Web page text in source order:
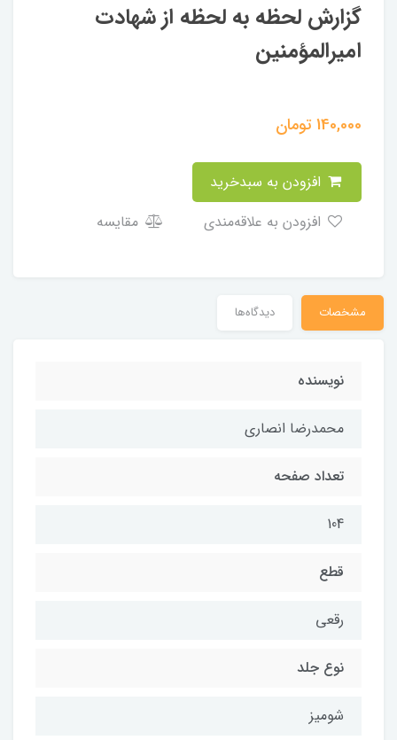
گزارش لحظه به لحظه از شهادت
امیرالمؤمنین
140,000تومان
مقایسه
مشخصات دیدگاه‌ها
نویسنده
محمدرضا انصاری
تعداد صفحه
104
قطع
رقعی
نوع جلد
شومیز